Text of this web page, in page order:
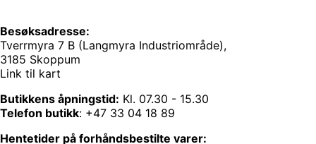
Besøksadresse:
Tverrmyra 7 B (Langmyra Industriområde),
3185 Skoppum
Link til kart
Butikkens åpningstid: Kl. 07.30 - 15.30
Telefon butikk: +47 33 04 18 89
Hentetider på forhåndsbestilte varer: